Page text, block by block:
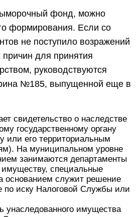
фонд, можно
формирования. Если со
не поступило возражений
для принятия
руководствуются
№185, выпущенной еще в
свидетельство о наследстве
государственному органу
или его территориальным
На муниципальном уровне
занимаются департаменты
имуществу, специальные
основанием служит решение
по иску Налоговой Службы или
унаследованного имущества